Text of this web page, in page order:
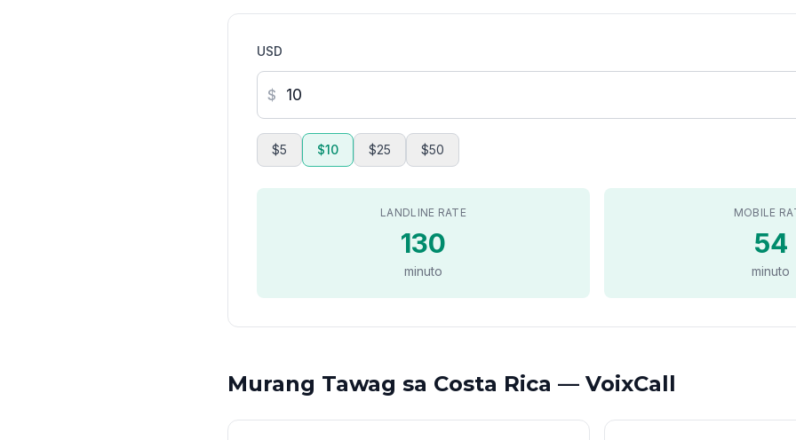
USD
$
$5 $10 $25 $50
LANDLINE RATE
130
minuto
MOBILE
54
minuto
Murang Tawag sa Costa Rica — VoixCall